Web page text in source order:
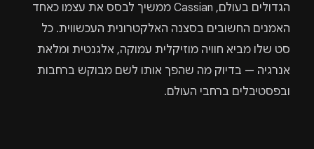
הגדולים בעולם, Cassian ממשיך לבסס את עצמו כאחד
האמנים החשובים בסצנה האלקטרונית העכשווית. כל
סט שלו מביא חוויה מוזיקלית עמוקה, אלגנטית ומלאת
אנרגיה — בדיוק מה שהפך אותו לשם מבוקש ברחבות
ובפסטיבלים ברחבי העולם.